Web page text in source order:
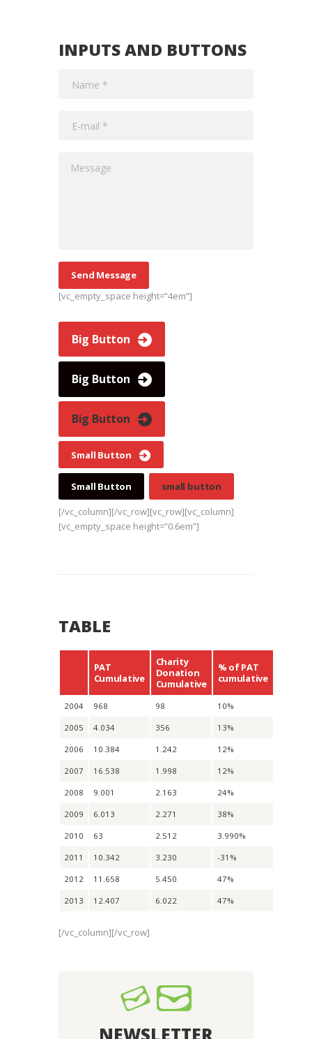
INPUTS AND BUTTONS
Send Message
[vc_empty_space height=”4em”]
Big Button
Big Button
Big Button
Small Button
Small Button
small button
[/vc_column][/vc_row][vc_row][vc_column]
[vc_empty_space height=”0.6em”]
TABLE
PAT
Cumulative
Charity
Donation
Cumulative
% of PAT
cumulative
2004 968 98 10%
2005 4.034 356 13%
2006 10.384 1.242 12%
2007 16.538 1.998 12%
2008 9.001 2.163 24%
2009 6.013 2.271 38%
2010 63 2.512 3.990%
2011 10.342 3.230 -31%
2012 11.658 5.450 47%
2013 12.407 6.022 47%
[/vc_column][/vc_row]